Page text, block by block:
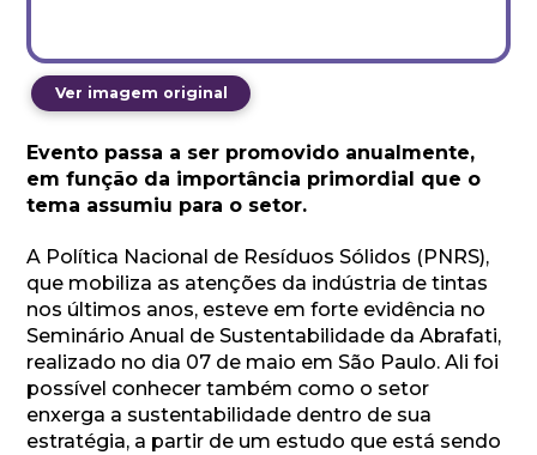
Ver imagem original
Evento passa a ser promovido anualmente,
em função da importância primordial que o
tema assumiu para o setor.
A Política Nacional de Resíduos Sólidos (PNRS),
que mobiliza as atenções da indústria de tintas
nos últimos anos, esteve em forte evidência no
Seminário Anual de Sustentabilidade da Abrafati,
realizado no dia 07 de maio em São Paulo. Ali foi
possível conhecer também como o setor
enxerga a sustentabilidade dentro de sua
estratégia, a partir de um estudo que está sendo